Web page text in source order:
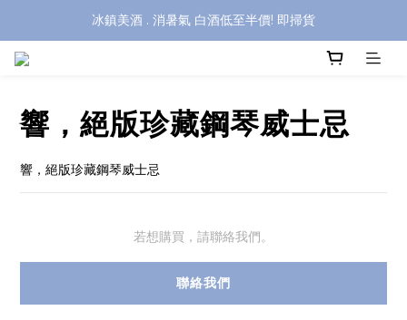
冰鎮美酒 . 消暑氣 白酒低至半價! 即掃貨
響，絕版珍藏鋼琴威士忌
響，絕版珍藏鋼琴威士忌
若想購買，請聯絡我們。
聯絡我們